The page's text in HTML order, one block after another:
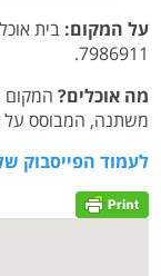
על המקום:
7986911.
מה אוכלים? המקום
משתנה, המבוסס על
לעמוד הפייסבוק